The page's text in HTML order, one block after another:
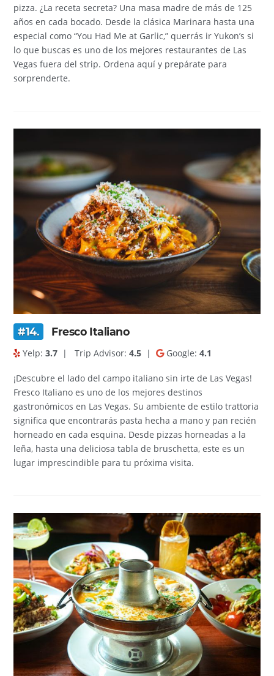
pizza. ¿La receta secreta? Una masa madre de más de 125
años en cada bocado. Desde la clásica Marinara hasta una
especial como “You Had Me at Garlic,” querrás ir Yukon’s si
lo que buscas es uno de los mejores restaurantes de Las
Vegas fuera del strip. Ordena aquí y prepárate para
sorprenderte.
#14. Fresco Italiano
Yelp:3.7 | Trip Advisor:4.5 | Google:4.1
¡Descubre el lado del campo italiano sin irte de Las Vegas!
Fresco Italiano es uno de los mejores destinos
gastronómicos en Las Vegas. Su ambiente de estilo trattoria
significa que encontrarás pasta hecha a mano y pan recién
horneado en cada esquina. Desde pizzas horneadas a la
leña, hasta una deliciosa tabla de bruschetta, este es un
lugar imprescindible para tu próxima visita.